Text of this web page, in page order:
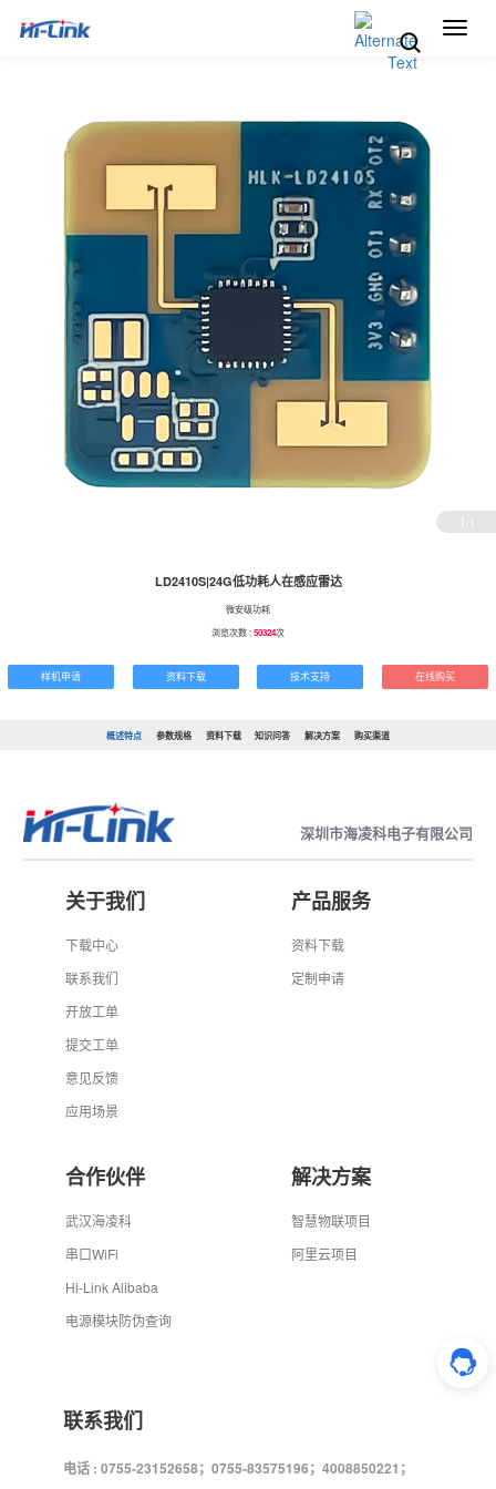
切
1 /1
LD2410S|24G低功耗人在感应雷达
微安级功耗
浏览次数 :50324次
样机申请 资料下载 技术支持 在线购买
概述特点 参数规格 资料下载 知识问答 解决方案 购买渠道
深圳市海凌科电子有限公司
关于我们
下载中心
联系我们
开放工单
提交工单
意见反馈
应用场景
产品服务
资料下载
定制申请
合作伙伴
武汉海凌科
串口WiFi
Hi-Link Alibaba
电源模块防伪查询
解决方案
智慧物联项目
阿里云项目
联系我们
电话 : 0755-23152658；0755-83575196；4008850221；